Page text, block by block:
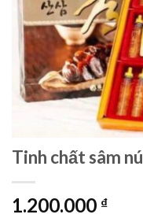
Tinh chất sâm
1.200.000 ₫